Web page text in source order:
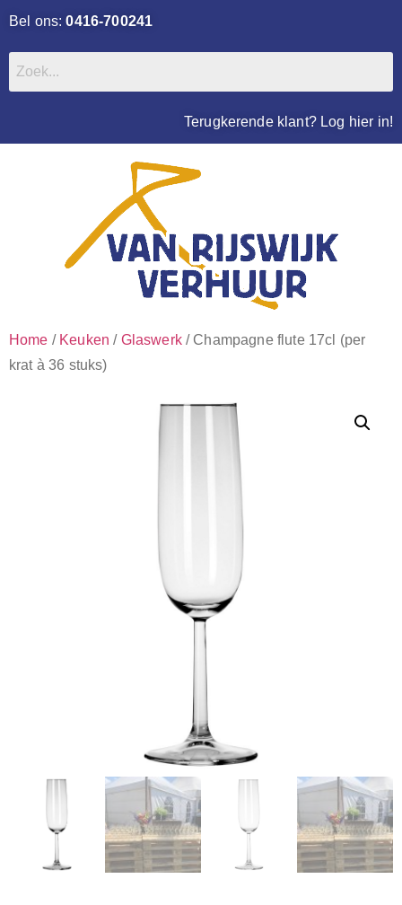
Bel ons:0416-700241
Terugkerende klant? Log hier in!
Home / Keuken / Glaswerk/ Champagne flute 17cl (per
krat à 36 stuks)